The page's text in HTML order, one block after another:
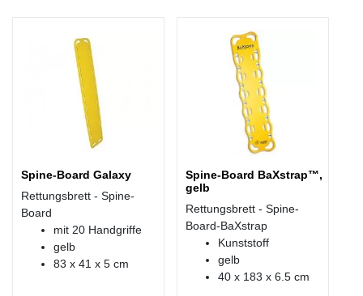
Spine-Board Galaxy
Rettungsbrett - Spine-
Board
mit 20 Handgriffe
gelb
83 x 41 x 5 cm
Spine-Board BaXstrap™,
gelb
Rettungsbrett - Spine-
Board-BaXstrap
Kunststoff
gelb
40 x 183 x 6.5 cm